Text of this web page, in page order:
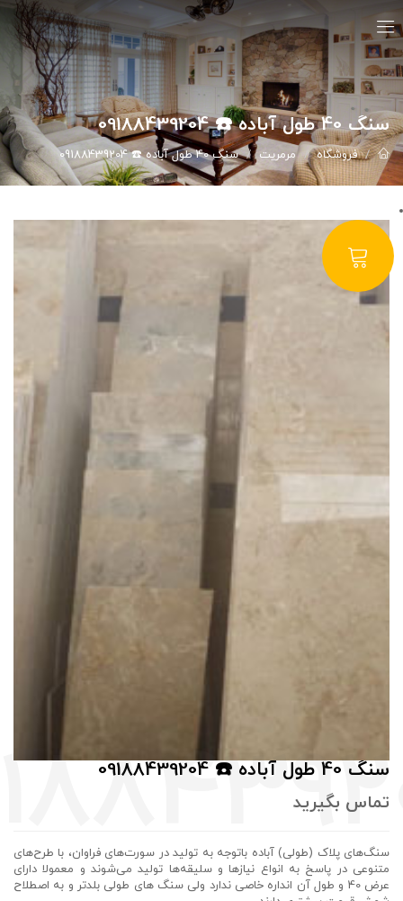
سنگ 40 طول آباده ☎️ 09188439204
فروشگاه مرمریت سنگ 40 طول آباده ☎️ 09188439204
سنگ 40 طول آباده ☎️ 09188439204
تماس بگيريد
سنگ‌های پلاک (طولی) آباده باتوجه به توليد در سورت‌های فراوان، با طرح‌های
متنوعی در پاسخ به انواع نيازها و سليقه‌ها توليد می‌شوند و معمولا دارای
عرض 40 و طول آن انداره خاصی ندارد ولی سنگ های طولی بلدتر و به اصطلاح